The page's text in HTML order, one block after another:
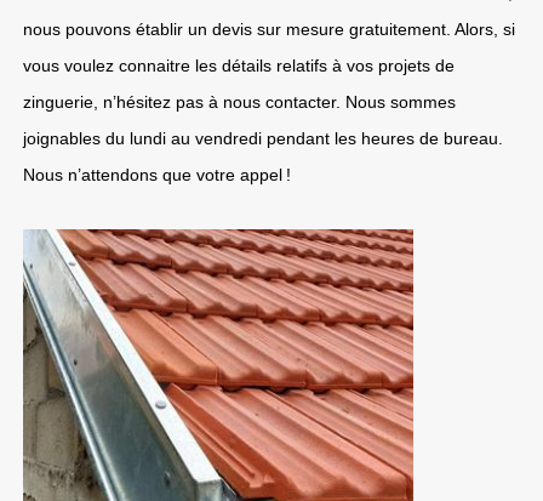
nous pouvons établir un devis sur mesure gratuitement. Alors, si
vous voulez connaitre les détails relatifs à vos projets de
zinguerie, n’hésitez pas à nous contacter. Nous sommes
joignables du lundi au vendredi pendant les heures de bureau.
Nous n’attendons que votre appel !